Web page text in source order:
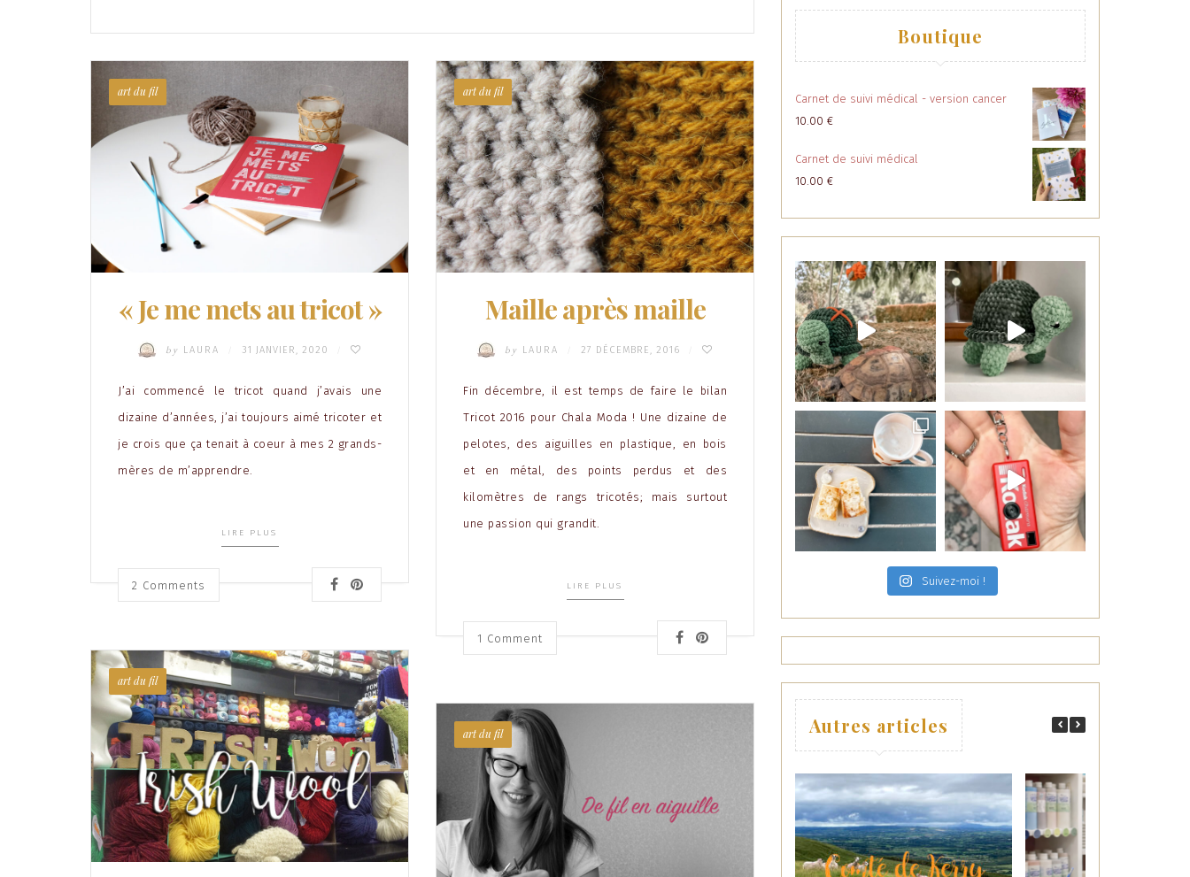
art du fil
« Je me mets au tricot »
by LAURA 31 JANVIER, 2020
J’ai commencé le tricot quand j’avais une
dizaine d’années, j’ai toujours aimé tricoter et
je crois que ça tenait à coeur à mes 2 grands-
mères de m’apprendre.
LIRE PLUS
2 Comments
art du fil
Maille après maille
by LAURA 27 DÉCEMBRE, 2016
Fin décembre, il est temps de faire le bilan
Tricot 2016 pour Chala Moda ! Une dizaine de
pelotes, des aiguilles en plastique, en bois
et en métal, des points perdus et des
kilomètres de rangs tricotés; mais surtout
une passion qui grandit.
LIRE PLUS
1 Comment
art du fil
art du fil
Boutique
Carnet de suivi médical - version cancer
10.00 €
Carnet de suivi médical
10.00 €
Suivez-moi !
Autres articles